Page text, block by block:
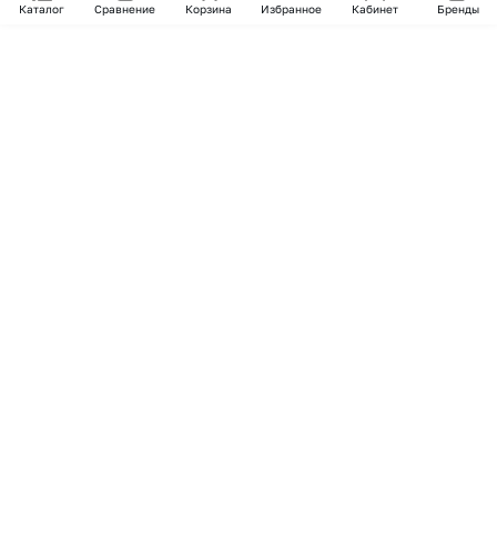
Каталог Сравнение Корзина Избранное Кабинет Бренды